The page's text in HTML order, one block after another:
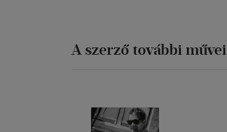
A szerző további művei